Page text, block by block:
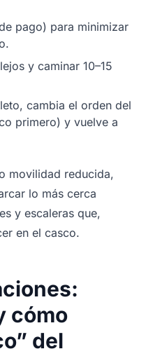
pago) para minimizar
y caminar 10–15
cambia el orden del
primero) y vuelve a
movilidad reducida,
lo más cerca
y escaleras que,
en el casco.
cómo
del